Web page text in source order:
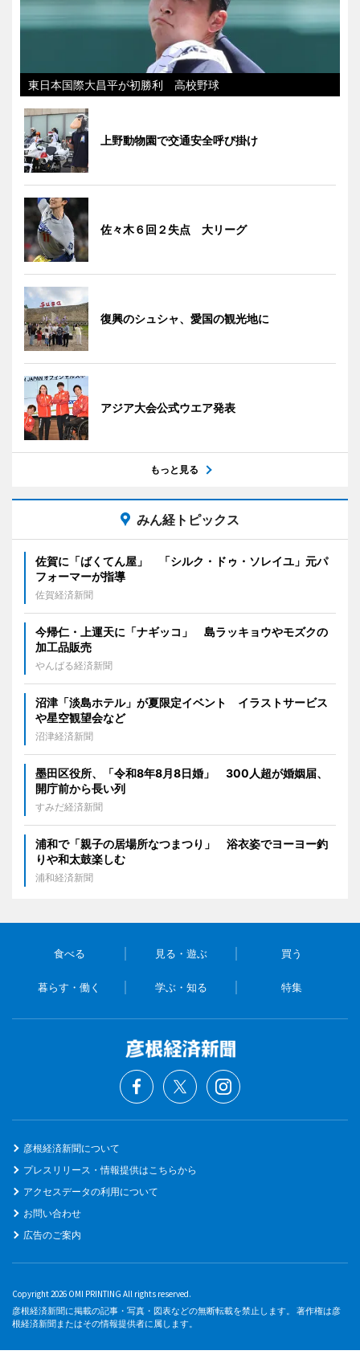
東日本国際大昌平が初勝利 高校野球
上野動物園で交通安全呼び掛け
佐々木６回２失点 大リーグ
復興のシュシャ、愛国の観光地に
アジア大会公式ウエア発表
もっと見る
みん経トピックス
佐賀に「ばくてん屋」 「シルク・ドゥ・ソレイユ」元パ
フォーマーが指導
佐賀経済新聞
今帰仁・上運天に「ナギッコ」 島ラッキョウやモズクの
加工品販売
やんばる経済新聞
沼津「淡島ホテル」が夏限定イベント イラストサービス
や星空観望会など
沼津経済新聞
墨田区役所、「令和8年8月8日婚」 300人超が婚姻届、
開庁前から長い列
すみだ経済新聞
浦和で「親子の居場所なつまつり」 浴衣姿でヨーヨー釣
りや和太鼓楽しむ
浦和経済新聞
食べる 見る・遊ぶ 買う
暮らす・働く 学ぶ・知る 特集
彦根経済新聞について
プレスリリース・情報提供はこちらから
アクセスデータの利用について
お問い合わせ
広告のご案内
Copyright 2026 OMI PRINTING All rights reserved.
彦根経済新聞に掲載の記事・写真・図表などの無断転載を禁止します。 著作権は彦
根経済新聞またはその情報提供者に属します。